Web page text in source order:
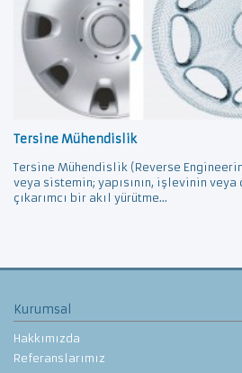
Tersine Mühendislik
Tersine Mühendislik (Reverse
veya sistemin; yapısının, işlevinin
çıkarımcı bir akıl yürütme...
Kurumsal
Hakkımızda
Referanslarımız